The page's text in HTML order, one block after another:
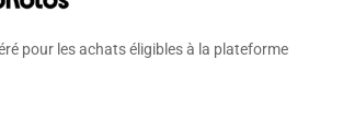
pour les achats éligibles à la plateforme